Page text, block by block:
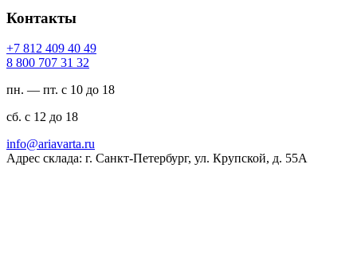
Контакты
94 04 904 218 7+
23 13 707 008 8
пн. — пт. с 10 до 18
сб. с 12 до 18
ur.atravaira@ofni
Адрес склада: г. Санкт-Петербург, ул. Крупской, д. 55А